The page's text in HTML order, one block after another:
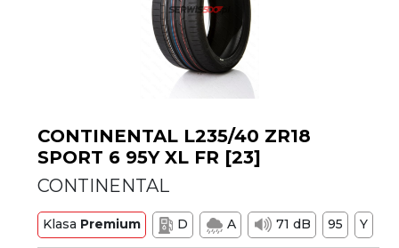
CONTINENTAL L235/40 ZR18
SPORT 6 95Y XL FR [23]
CONTINENTAL
Klasa Premium D A 71 dB 95 Y